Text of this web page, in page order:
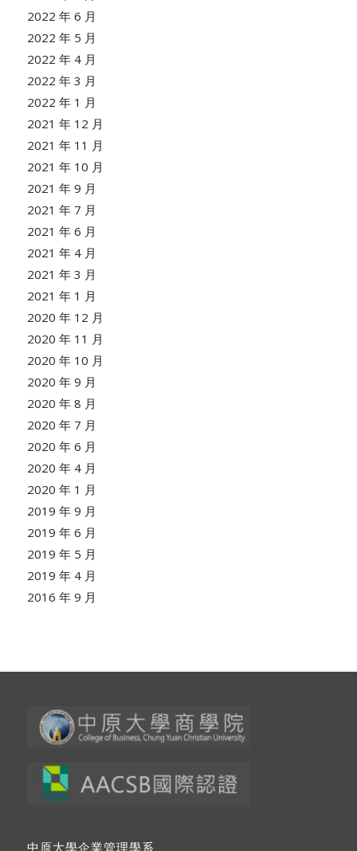
2022 年 6 月
2022 年 5 月
2022 年 4 月
2022 年 3 月
2022 年 1 月
2021 年 12 月
2021 年 11 月
2021 年 10 月
2021 年 9 月
2021 年 7 月
2021 年 6 月
2021 年 4 月
2021 年 3 月
2021 年 1 月
2020 年 12 月
2020 年 11 月
2020 年 10 月
2020 年 9 月
2020 年 8 月
2020 年 7 月
2020 年 6 月
2020 年 4 月
2020 年 1 月
2019 年 9 月
2019 年 6 月
2019 年 5 月
2019 年 4 月
2016 年 9 月
中原大學企業管理學系